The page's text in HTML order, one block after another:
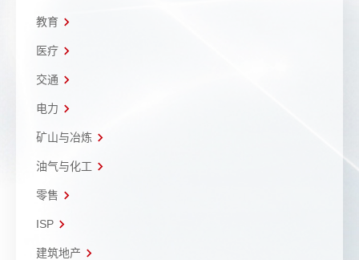
教育
医疗
交通
电力
矿山与冶炼
油气与化工
零售
ISP
建筑地产